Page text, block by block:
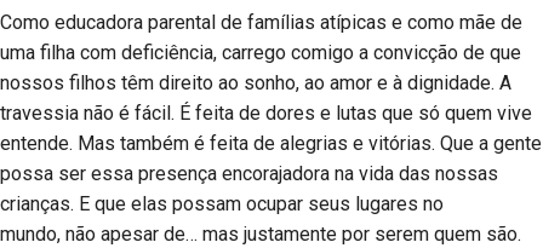
Como educadora parental de famílias atípicas e como mãe de
uma filha com deficiência, carrego comigo a convicção de que
nossos filhos têm direito ao sonho, ao amor e à dignidade. A
travessia não é fácil. É feita de dores e lutas que só quem vive
entende. Mas também é feita de alegrias e vitórias. Que a gente
possa ser essa presença encorajadora na vida das nossas
crianças. E que elas possam ocupar seus lugares no
mundo, não apesar de… mas justamente por serem quem são.